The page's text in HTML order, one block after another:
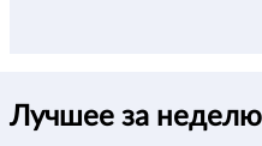
Лучшее за неделю